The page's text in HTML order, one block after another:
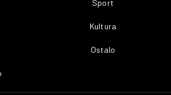
Sport
Kultura
Ostalo